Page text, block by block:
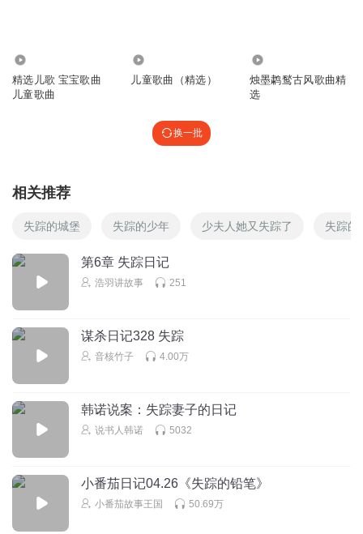
精选儿歌 宝宝歌曲
儿童歌曲
儿童歌曲（精选）
烛墨鹔鹙古风歌曲精
选
换一批
相关推荐
失踪的城堡 失踪的少年 少夫人她又失踪了 失踪的
第6章 失踪日记
浩羽讲故事 251
谋杀日记328 失踪
音核竹子 4.00万
韩诺说案：失踪妻子的日记
说书人韩诺 5032
小番茄日记04.26《失踪的铅笔》
小番茄故事王国 50.69万